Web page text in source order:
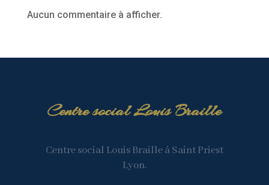
Aucun commentaire à afficher.
Centre social Louis Braille
Centre social Louis Braille à Saint Priest
Lyon.